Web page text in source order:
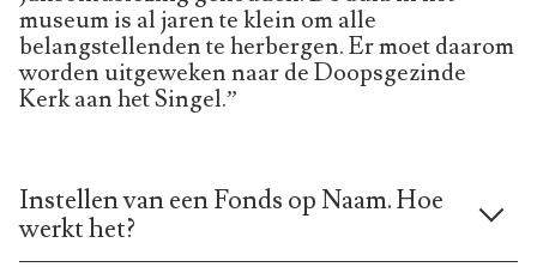
museum is al jaren te klein om alle
belangstellenden te herbergen. Er moet daarom
worden uitgeweken naar de Doopsgezinde
Kerk aan het Singel.”
Instellen van een Fonds op Naam. Hoe
werkt het?